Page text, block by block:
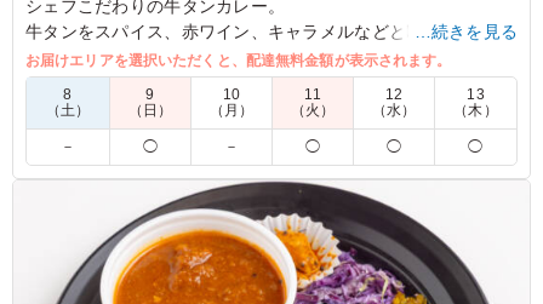
シェフこだわりの牛タンカレー。
牛タンをスパイス、赤ワイン、キャラメルなどと時間をかけて
じっくりと煮込むことで旨味を存分にひき出し、
深いコクと余韻が他では味わうことのできない、"唯一無二のカ
レー"となっています。
食べ合わせにこだわった副菜とともに、一皿を五感で楽しんで
ください。
※写真のパクチーは有料トッピングとなります。ご希望の方は
プルダウンよりお選びください。
4.0 テレビ朝日
…続きを見る
お届けエリアを選択いただくと、配達無料金額が表示されます。
8
（土）
9
（日）
10
（月）
11
（火）
12
（水）
13
（木）
－ ◯ － ◯ ◯ ◯